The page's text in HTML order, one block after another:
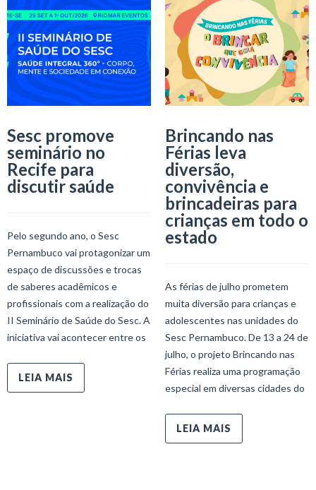
Sesc promove
seminário no
Recife para
discutir saúde
Pelo segundo ano, o Sesc
Pernambuco vai protagonizar um
espaço de discussões e trocas
de saberes acadêmicos e
profissionais com a realização do
II Seminário de Saúde do Sesc. A
iniciativa vai acontecer entre os
LEIA MAIS
Brincando nas
Férias leva
diversão,
convivência e
brincadeiras para
crianças em todo o
estado
As férias de julho prometem
muita diversão para crianças e
adolescentes nas unidades do
Sesc Pernambuco. De 13 a 24 de
julho, o projeto Brincando nas
Férias realiza uma programação
especial em diversas cidades do
LEIA MAIS